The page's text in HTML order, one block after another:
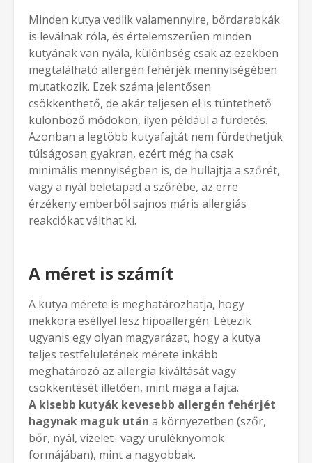
Minden kutya vedlik valamennyire, bőrdarabkák
is leválnak róla, és értelemszerűen minden
kutyának van nyála, különbség csak az ezekben
megtalálható allergén fehérjék mennyiségében
mutatkozik. Ezek száma jelentősen
csökkenthető, de akár teljesen el is tüntethető
különböző módokon, ilyen például a fürdetés.
Azonban a legtöbb kutyafajtát nem fürdethetjük
túlságosan gyakran, ezért még ha csak
minimális mennyiségben is, de hullajtja a szőrét,
vagy a nyál beletapad a szőrébe, az erre
érzékeny emberből sajnos máris allergiás
reakciókat válthat ki.
A méret is számít
A kutya mérete is meghatározhatja, hogy
mekkora eséllyel lesz hipoallergén. Létezik
ugyanis egy olyan magyarázat, hogy a kutya
teljes testfelületének mérete inkább
meghatározó az allergia kiváltását vagy
csökkentését illetően, mint maga a fajta.
A kisebb kutyák kevesebb allergén fehérjét
hagynak maguk után a környezetben (szőr,
bőr, nyál, vizelet- vagy ürüléknyomok
formájában), mint a nagyobbak.